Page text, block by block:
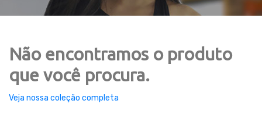
Não encontramos o produto
que você procura.
Veja nossa coleção completa